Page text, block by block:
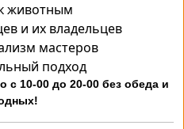
животным
и их владельцев
мастеров
подход
с 10-00 до 20-00 без обеда и